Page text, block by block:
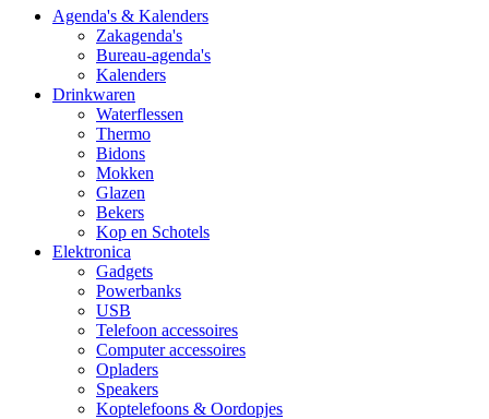
Agenda's & Kalenders
Zakagenda's
Bureau-agenda's
Kalenders
Drinkwaren
Waterflessen
Thermo
Bidons
Mokken
Glazen
Bekers
Kop en Schotels
Elektronica
Gadgets
Powerbanks
USB
Telefoon accessoires
Computer accessoires
Opladers
Speakers
Koptelefoons & Oordopjes